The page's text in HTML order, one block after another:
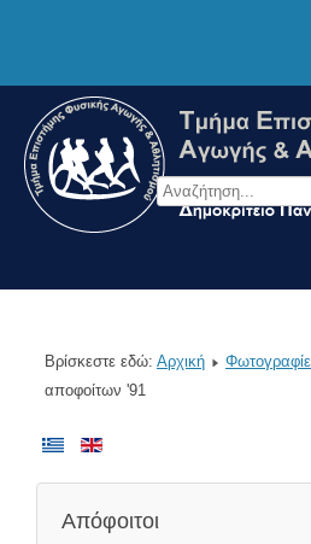
Βρίσκεστε εδώ: Αρχική
αποφοίτων '91
Απόφοιτοι